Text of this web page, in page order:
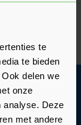
te
te bieden
delen we
onze
analyse. Deze
met andere
In